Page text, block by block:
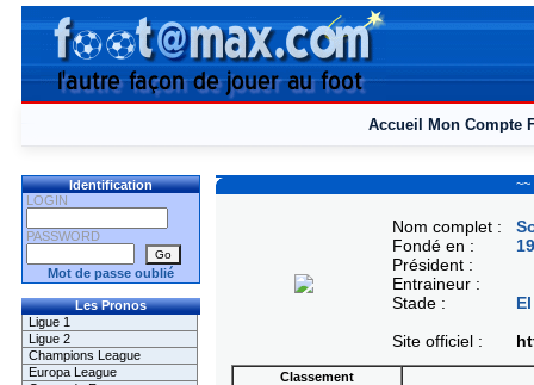
Accueil Mon Compte
Identification
LOGIN
PASSWORD
Mot de passe oublié
Les Pronos
Ligue 1
Ligue 2
Champions League
Europa League
~~
Nom complet :
Fondé en :
Président :
Entraineur :
Stade :
Site officiel :
Classement